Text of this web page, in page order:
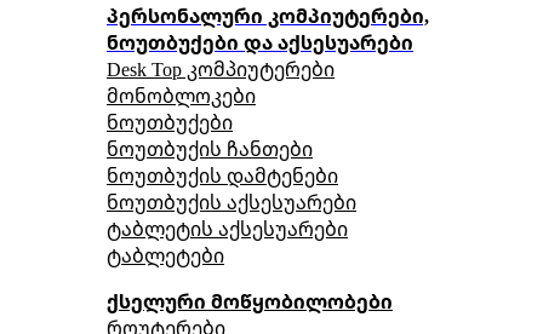
პერსონალური კომპიუტერები,
ნოუთბუქები და აქსესუარები
Desk Top კომპიუტერები
მონობლოკები
ნოუთბუქები
ნოუთბუქის ჩანთები
ნოუთბუქის დამტენები
ნოუთბუქის აქსესუარები
ტაბლეტის აქსესუარები
ტაბლეტები
ქსელური მოწყობილობები
როუტერები